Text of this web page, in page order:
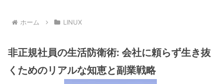
ホーム LINUX
非正規社員の生活防衛術: 会社に頼らず生き抜
くためのリアルな知恵と副業戦略